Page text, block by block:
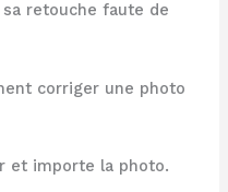
retouche faute de
corriger une photo
et importe la photo.